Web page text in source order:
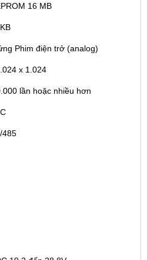
16 MB
Phim điện trở (analog)
x 1.024
lần hoặc nhiều hơn
485